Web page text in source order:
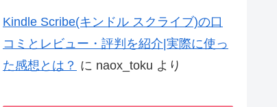
Kindle Scribe(キンドル スクライブ)の口
コミとレビュー・評判を紹介|実際に使っ
た感想とは？ に naox_toku より